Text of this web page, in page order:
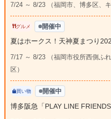
7/24 ～ 8/23 （福岡市、博多区、
グルメ 開催中
夏はホークス！天神夏まつり
7/17 ～ 8/23 （福岡市役所西側ふ
区）
買い物 開催中
博多阪急「PLAY LINE